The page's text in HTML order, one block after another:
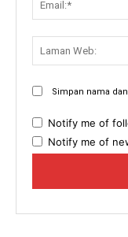
Simpan nama
Notify me of
Notify me of